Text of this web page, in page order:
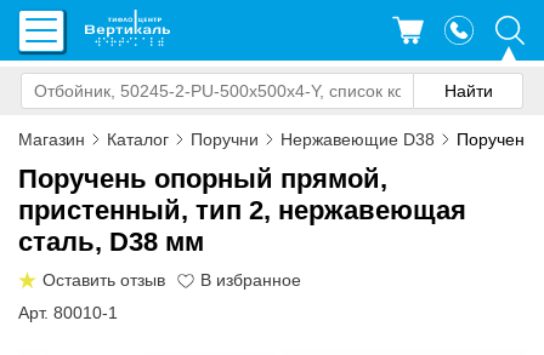
Магазин Каталог Поручни Нержавеющие D38 Поручень
Поручень опорный прямой,
пристенный, тип 2, нержавеющая
сталь, D38 мм
Оставить отзыв
Арт. 80010-1